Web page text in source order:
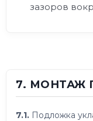
зазоров
7. МОНТАЖ
7.1. Подложка